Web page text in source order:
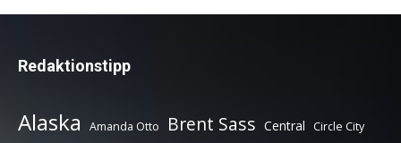
Redaktionstipp
Alaska Amanda Otto Brent Sass Central Circle City